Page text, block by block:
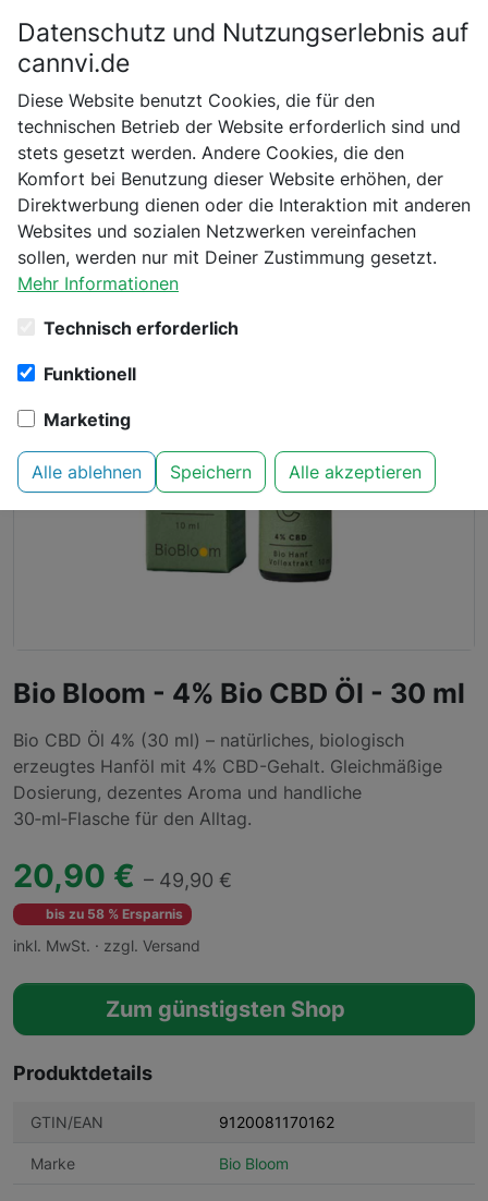
Startseite Bio Bloom CBD ÖL 4% Bio CBD Öl - 30 ml
Bio Bloom - 4% Bio CBD Öl - 30 ml
Bio CBD Öl 4% (30 ml) – natürliches, biologisch
erzeugtes Hanföl mit 4% CBD-Gehalt. Gleichmäßige
Dosierung, dezentes Aroma und handliche
30‑ml‑Flasche für den Alltag.
20,90 € – 49,90 €
bis zu 58 % Ersparnis
inkl. MwSt. · zzgl. Versand
Zum günstigsten Shop
Produktdetails
GTIN/EAN 9120081170162
Marke Bio Bloom
Bitte bestätige dein Alter
Bist du schon 18 Jahre alt?
Nein Ja
Datenschutz und Nutzungserlebnis auf
cannvi.de
Diese Website benutzt Cookies, die für den
technischen Betrieb der Website erforderlich sind und
stets gesetzt werden. Andere Cookies, die den
Komfort bei Benutzung dieser Website erhöhen, der
Direktwerbung dienen oder die Interaktion mit anderen
Websites und sozialen Netzwerken vereinfachen
sollen, werden nur mit Deiner Zustimmung gesetzt.
Mehr Informationen
Technisch erforderlich
Funktionell
Marketing
Alle ablehnen Speichern Alle akzeptieren